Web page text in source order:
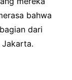
bahwa
dari